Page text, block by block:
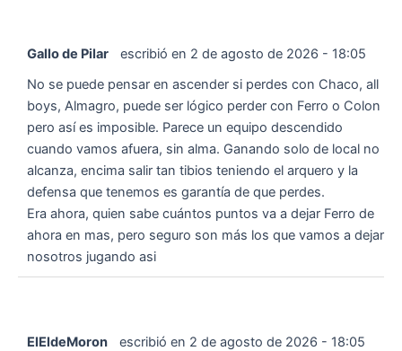
Gallo de Pilar escribió en 2 de agosto de 2026 - 18:05
No se puede pensar en ascender si perdes con Chaco, all
boys, Almagro, puede ser lógico perder con Ferro o Colon
pero así es imposible. Parece un equipo descendido
cuando vamos afuera, sin alma. Ganando solo de local no
alcanza, encima salir tan tibios teniendo el arquero y la
defensa que tenemos es garantía de que perdes.
Era ahora, quien sabe cuántos puntos va a dejar Ferro de
ahora en mas, pero seguro son más los que vamos a dejar
nosotros jugando asi
ElEldeMoron escribió en 2 de agosto de 2026 - 18:05